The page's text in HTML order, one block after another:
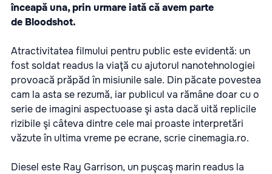
înceapă una, prin urmare iată că avem parte
de Bloodshot.
Atractivitatea filmului pentru public este evidentă: un
fost soldat readus la viaţă cu ajutorul nanotehnologiei
provoacă prăpăd în misiunile sale. Din păcate povestea
cam la asta se rezumă, iar publicul va rămâne doar cu o
serie de imagini aspectuoase şi asta dacă uită replicile
rizibile şi câteva dintre cele mai proaste interpretări
văzute în ultima vreme pe ecrane, scriecinemagia.ro.
Diesel este Ray Garrison, un puşcaş marin readus la